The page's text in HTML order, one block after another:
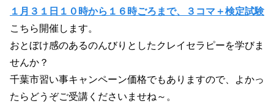
１月３１日１０時から１６時ごろまで、３コマ＋検定試験
こちら開催します。
おとぼけ感のあるのんびりとしたクレイセラピーを学びま
せんか？
千葉市習い事キャンペーン価格でもありますので、よかっ
たらどうぞご受講くださいませね～。